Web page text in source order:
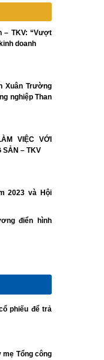
– TKV: “Vượt
doanh
Xuân Trường
nghiệp Than
VIỆC VỚI
SẢN – TKV
2023 và Hội
điển hình
phiếu để trả
mẹ Tổng công